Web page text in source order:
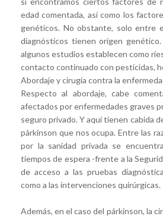
edad comentada, así como los
genéticos. No obstante, solo entre
diagnósticos tienen origen
algunos estudios establecen como
contacto continuado con pesticidas,
Abordaje y cirugía contra la
Respecto al abordaje, cabe
afectados por enfermedades graves
seguro privado. Y aquí tienen cabida
párkinson que nos ocupa. Entre las
por la sanidad privada se
tiempos de espera -frente a la
de acceso a las pruebas
como a las intervenciones quirúrgicas.
Además, en el caso del párkinson, la